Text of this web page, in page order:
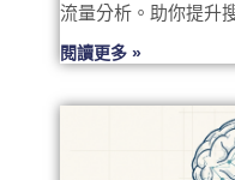
流量分析。助你提升
閱讀更多 »